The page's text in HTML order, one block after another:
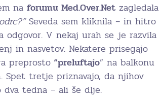
na forumu Med.Over.Net zagledala
Seveda sem kliknila – in hitro
odgovor. V nekaj urah se je razvila
in nasvetov. Nekatere prisegajo
preprosto “preluftajo” na balkonu
tretje priznavajo, da njihov
tedna – ali še dlje.